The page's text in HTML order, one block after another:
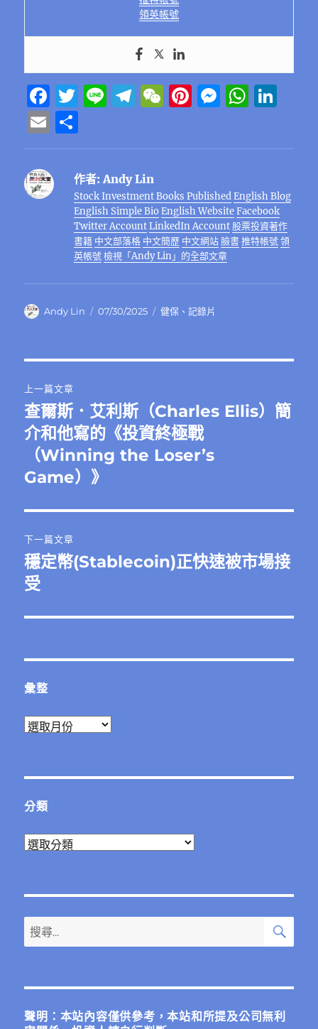
領英帳號
F
a
c
b
T
it
r
Li
e
T
e
r
a
m
W
C
at
Pi
te
st
M
ss
n
g
er
W
at
A
p
p
k
d
I
n
E
m
ai
l
享
作者: Andy Lin
Stock Investment Books Published English Blog
English Simple Bio English Website Facebook
Twitter Account LinkedIn Account 股票投資著作
書籍 中文部落格 中文簡歷 中文網站 臉書 推特帳號 領
英帳號 檢視「Andy Lin」的全部文章
作
Andy Lin
發
07/30/2025
分
健保 、記錄片
章
導
覽
上一篇文章
上
一
文
查爾斯．艾利斯（Charles Ellis）簡
介和他寫的《投資終極戰
（Winning the Loser’s
Game）》
下一篇文章
下
一
文
穩定幣(Stablecoin)正快速被市場接
受
彙整
彙
分類
分
搜
尋
鍵
搜
聲明：本站內容僅供參考，本站和所提及公司無利